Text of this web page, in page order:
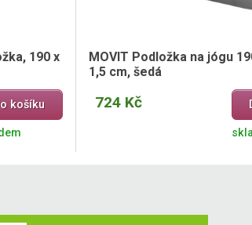
190 x
košíku
MOVIT Podložka na jógu
1,5 cm, šedá
724 Kč